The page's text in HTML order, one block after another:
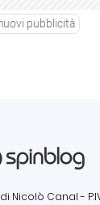
pubblicità
di Nicolò Canal -